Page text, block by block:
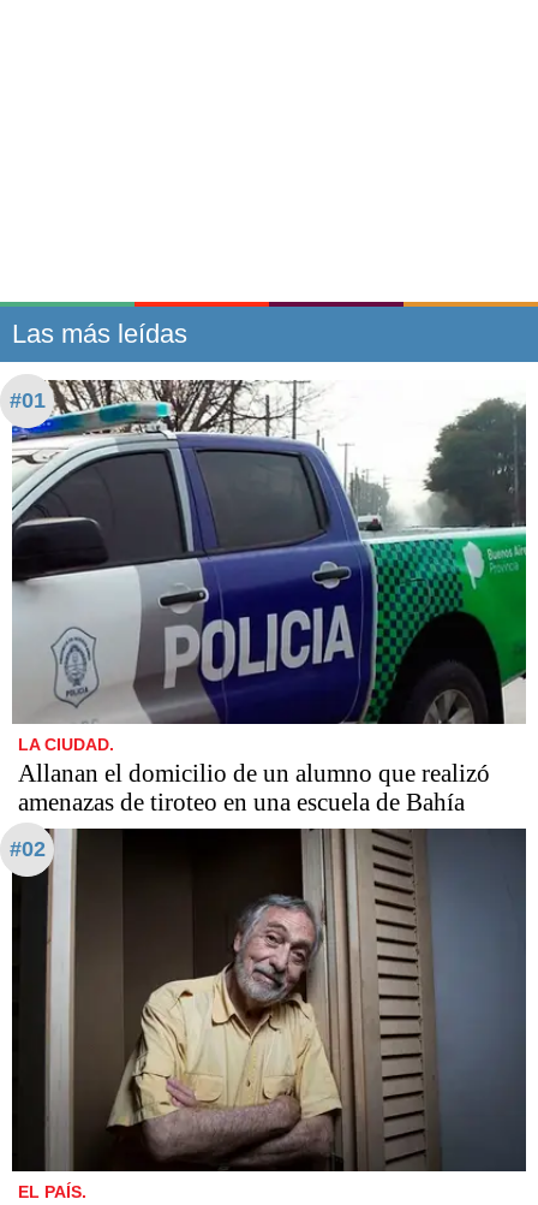
Las más leídas
#01
LA CIUDAD.
Allanan el domicilio de un alumno que realizó
amenazas de tiroteo en una escuela de Bahía
#02
EL PAÍS.